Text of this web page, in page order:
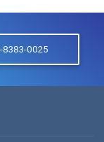
0025